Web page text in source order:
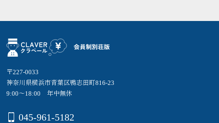
〒227-0033
神奈川県横浜市青葉区鴨志田町816-23
9:00～18:00 年中無休
045-961-5182